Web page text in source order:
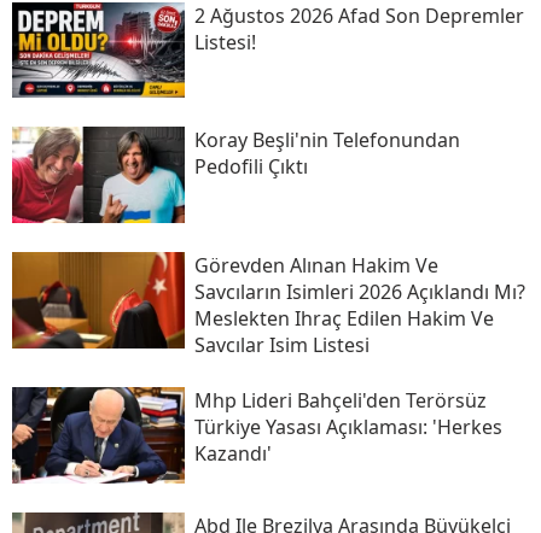
2 Ağustos 2026 Afad Son Depremler
Listesi!
Koray Beşli'nin Telefonundan
Pedofili Çıktı
Görevden Alınan Hakim Ve
Savcıların Isimleri 2026 Açıklandı Mı?
Meslekten Ihraç Edilen Hakim Ve
Savcılar Isim Listesi
Mhp Lideri Bahçeli'den Terörsüz
Türkiye Yasası Açıklaması: 'herkes
Kazandı'
Abd Ile Brezilya Arasında Büyükelçi